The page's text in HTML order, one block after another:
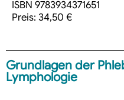
ISBN 9783934371651
Preis: 34,50 €
Grundlagen der
Lymphologie